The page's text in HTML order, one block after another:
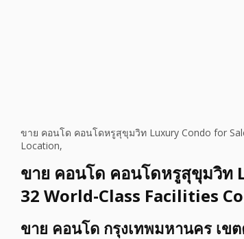
ขาย คอนโด คอนโดหรูสุขุมวิท Luxury Condo for
Location,
ขาย คอนโด คอนโดหรูสุขุมวิท
32 World-Class Facilities
ขาย คอนโด กรุงเทพมหานคร เข